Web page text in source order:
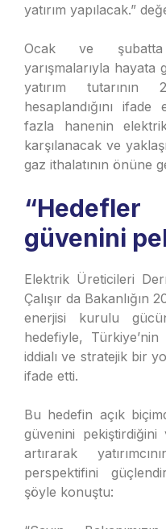
yatırım yapılacak.”
Ocak ve şubatta
yarışmalarıyla
yatırım
hesaplandığını
fazla hanenin
karşılanacak ve
gaz ithalatının önüne
“Hedefler
güvenini
Elektrik Üreticileri
Çalışır da Bakanlığın
enerjisi kurulu
hedefiyle,
iddialı ve stratejik bir
ifade etti.
Bu hedefin açık
güvenini
artırarak
perspektifini
şöyle konuştu: